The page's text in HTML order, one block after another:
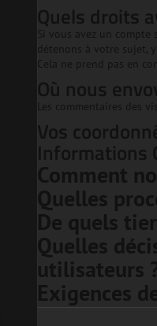
Quels droits
Si vous avez un
détenons à votre sujet,
Cela ne prend pas en
Où nous
Les commentaires des
Vos
Comment
Quelles
De quels
Quelles
utilisateurs
Exigences